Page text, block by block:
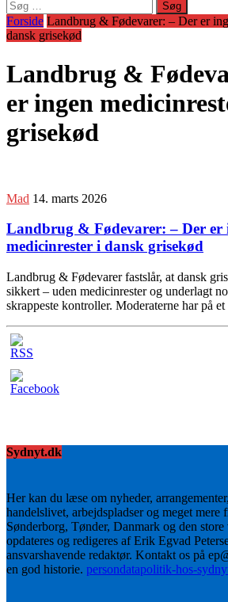
Søg
efter:
Forside Landbrug & Fødevarer: – Der er
dansk grisekød
Landbrug &
er ingen
grisekød
Mad 14. marts 2026
Landbrug & Fødevarer: – Der er
medicinrester i dansk grisekød
Landbrug & Fødevarer fastslår, at dansk
sikkert – uden medicinrester og underlagt
skrappeste kontroller. Moderaterne har på
Sydnyt.dk
Her kan du læse om nyheder,
handelslivet, arbejdspladser og meget mere
Sønderborg, Tønder, Danmark og den
opdateres og redigeres af Erik Egvad
ansvarshavende redaktør. Kontakt os på
en god historie. persondatapolitik-hos-